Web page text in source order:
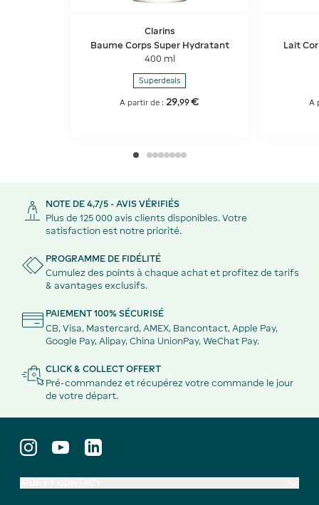
Clarins
Baume Corps Super Hydratant
400 ml
Superdeals
A partir de : 29,99€
Lait
A
NOTE DE 4,7/5 - AVIS VÉRIFIÉS
Plus de 125 000 avis clients disponibles. Votre
satisfaction est notre priorité.
PROGRAMME DE FIDÉLITÉ
Cumulez des points à chaque achat et profitez de tarifs
& avantages exclusifs.
PAIEMENT 100% SÉCURISÉ
CB, Visa, Mastercard, AMEX, Bancontact, Apple Pay,
Google Pay, Alipay, China UnionPay, WeChat Pay.
CLICK & COLLECT OFFERT
Pré-commandez et récupérez votre commande le jour
de votre départ.